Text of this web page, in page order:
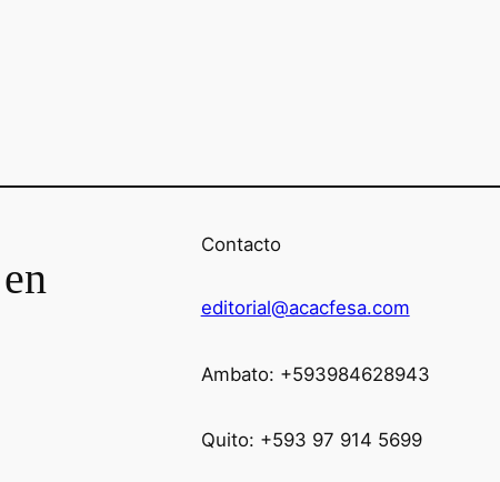
Contacto
editorial@acacfesa.com
Ambato: +593984628943
Quito: +593 97 914 5699